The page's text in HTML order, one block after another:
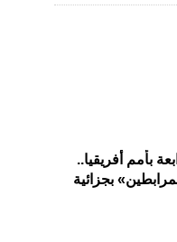
بأمم أفريقيا..
بجزائية